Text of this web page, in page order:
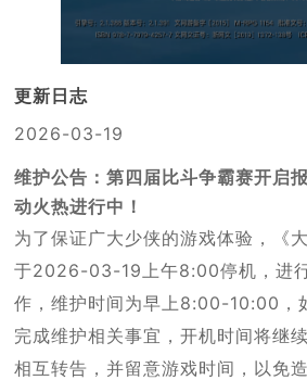
更新日志
2026-03-19
维护公告：第四届比斗争霸赛开启
动火热进行中！
为了保证广大少侠的游戏体验，《
于2026-03-19上午8:00停机，进
作，维护时间为早上8:00-10:00，
完成维护相关事宜，开机时间将继
相互转告，并留意游戏时间，以免